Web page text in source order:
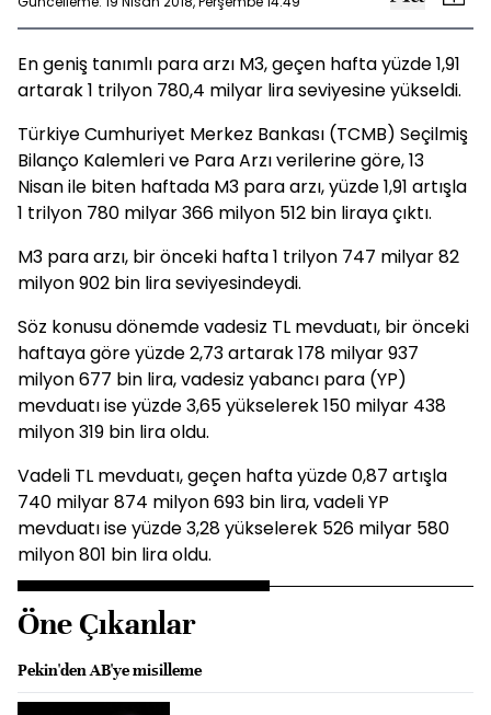
En geniş tanımlı para arzı M3, geçen hafta yüzde 1,91
artarak 1 trilyon 780,4 milyar lira seviyesine yükseldi.
Türkiye Cumhuriyet Merkez Bankası (TCMB) Seçilmiş
Bilanço Kalemleri ve Para Arzı verilerine göre, 13
Nisan ile biten haftada M3 para arzı, yüzde 1,91 artışla
1 trilyon 780 milyar 366 milyon 512 bin liraya çıktı.
M3 para arzı, bir önceki hafta 1 trilyon 747 milyar 82
milyon 902 bin lira seviyesindeydi.
Söz konusu dönemde vadesiz TL mevduatı, bir önceki
haftaya göre yüzde 2,73 artarak 178 milyar 937
milyon 677 bin lira, vadesiz yabancı para (YP)
mevduatı ise yüzde 3,65 yükselerek 150 milyar 438
milyon 319 bin lira oldu.
Vadeli TL mevduatı, geçen hafta yüzde 0,87 artışla
740 milyar 874 milyon 693 bin lira, vadeli YP
mevduatı ise yüzde 3,28 yükselerek 526 milyar 580
milyon 801 bin lira oldu.
Öne Çıkanlar
Pekin'den AB'ye misilleme